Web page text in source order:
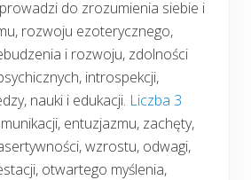
prowadzi do zrozumienia siebie i
rozwoju ezoterycznego,
i rozwoju, zdolności
introspekcji,
nauki i edukacji. Liczba 3
entuzjazmu, zachęty,
wzrostu, odwagi,
otwartego myślenia,